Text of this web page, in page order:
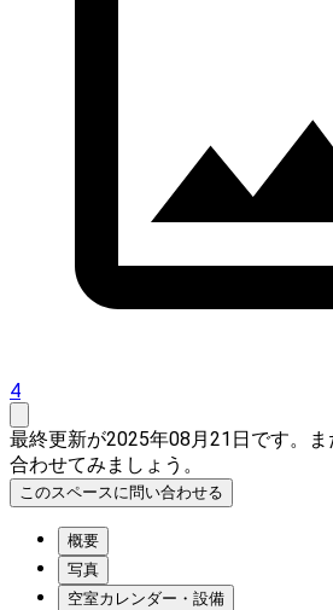
4
最終更新が2025年08月21日です。
合わせてみましょう。
このスペースに問い合わせる
概要
写真
空室カレンダー・設備